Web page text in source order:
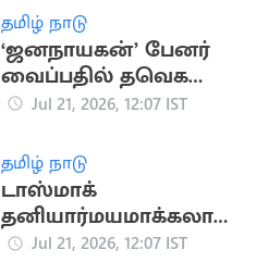
தமிழ் நாடு
‘ஜனநாயகன்’ பேனர்
வைப்பதில் தவெக
நிர்வாகிகள் இடையே
Jul 21, 2026, 12:07 IST
தமிழ் நாடு
டாஸ்மாக்
தனியார்மயமாக்கலா?
அமைச்சர் விக்னேஷ்
Jul 21, 2026, 12:07 IST